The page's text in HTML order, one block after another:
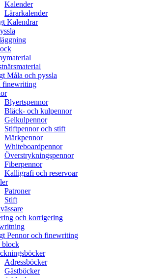
Kalender
Lärarkalender
Kalendrar
Måla och pyssla
finewriting
Blyertspennor
Bläck- och kulpennor
Gelkulpennor
Stiftpennor och stift
Märkpennor
Whiteboardpennor
Överstrykningspennor
Fiberpennor
Kalligrafi och reservoar
Patroner
Stift
och korrigering
Pennor och finewriting
block
Adressböcker
Gästböcker